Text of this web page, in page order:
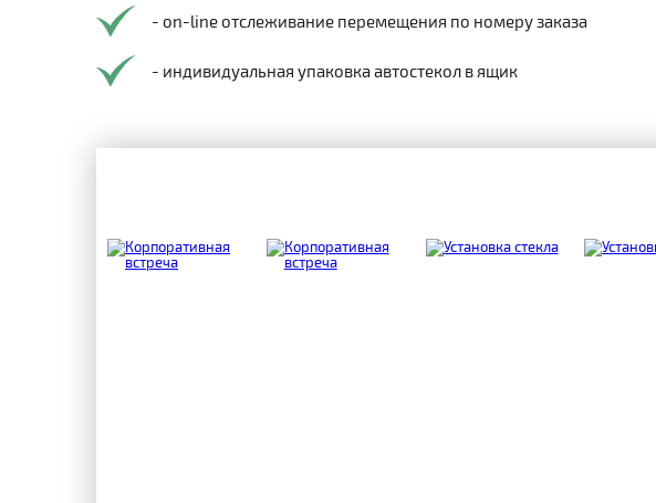
- on-line отслеживание перемещения по номеру заказа
- индивидуальная упаковка автостекол в ящик